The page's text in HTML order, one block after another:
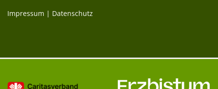
Impressum | Datenschutz